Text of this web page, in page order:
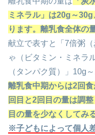
ミネラル」は20g ～30g
ります。離乳食全体の
献立で表すと「7倍粥
ゃ（ビタミン・ミネラ
（タンパク質）」10g
離乳食中期からは2回
回目と2回目の量は調
目の量を少なくしてみ
※子どもによって個人